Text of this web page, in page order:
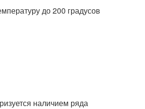
до 200 градусов
наличием ряда